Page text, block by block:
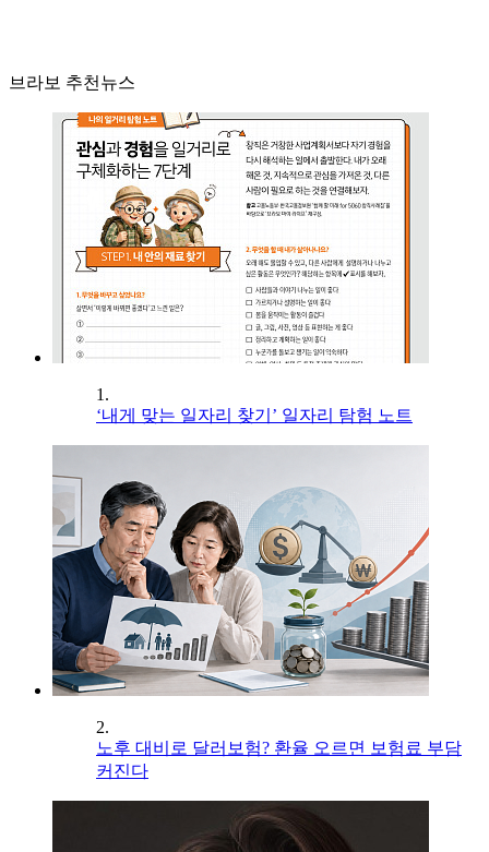
브라보 추천뉴스
1.
‘내게 맞는 일자리 찾기’ 일자리 탐험 노트
2.
노후 대비로 달러보험? 환율 오르면 보험료 부담
커진다